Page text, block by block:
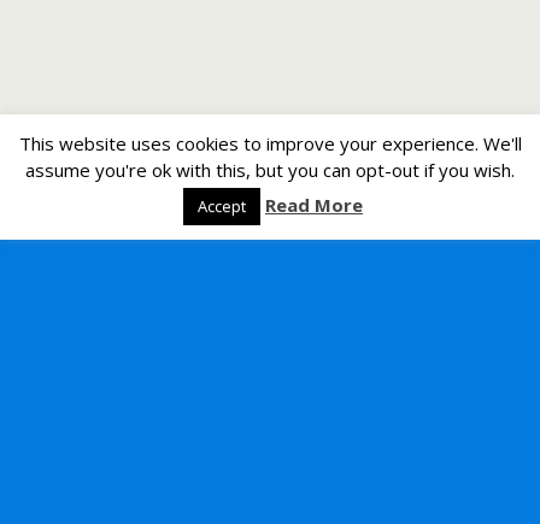
This website uses cookies to improve your experience. We'll
assume you're ok with this, but you can opt-out if you wish.
Accept Read More